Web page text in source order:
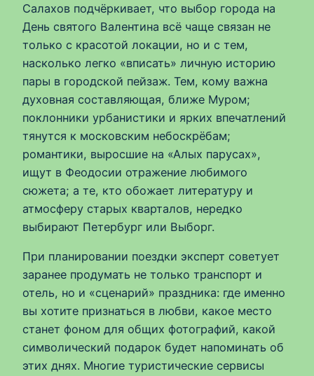
Салахов подчёркивает, что выбор города на
День святого Валентина всё чаще связан не
только с красотой локации, но и с тем,
насколько легко «вписать» личную историю
пары в городской пейзаж. Тем, кому важна
духовная составляющая, ближе Муром;
поклонники урбанистики и ярких впечатлений
тянутся к московским небоскрёбам;
романтики, выросшие на «Алых парусах»,
ищут в Феодосии отражение любимого
сюжета; а те, кто обожает литературу и
атмосферу старых кварталов, нередко
выбирают Петербург или Выборг.
При планировании поездки эксперт советует
заранее продумать не только транспорт и
отель, но и «сценарий» праздника: где именно
вы хотите признаться в любви, какое место
станет фоном для общих фотографий, какой
символический подарок будет напоминать об
этих днях. Многие туристические сервисы